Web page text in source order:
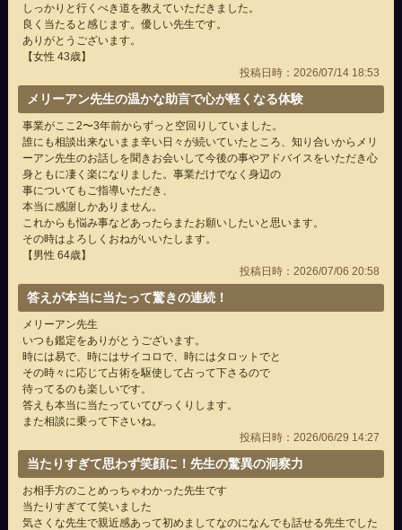
しっかりと行くべき道を教えていただきました。
良く当たると感じます。優しい先生です。
ありがとうございます。
【女性 43歳】
投稿日時：2026/07/14 18:53
メリーアン先生の温かな助言で心が軽くなる体験
事業がここ2〜3年前からずっと空回りしていました。
誰にも相談出来ないまま辛い日々が続いていたところ、知り合いからメリ
ーアン先生のお話しを聞きお会いして今後の事やアドバイスをいただき心
身ともに凄く楽になりました。事業だけでなく身辺の
事についてもご指導いただき、
本当に感謝しかありません。
これからも悩み事などあったらまたお願いしたいと思います。
その時はよろしくおねがいいたします。
【男性 64歳】
投稿日時：2026/07/06 20:58
答えが本当に当たって驚きの連続！
メリーアン先生
いつも鑑定をありがとうございます。
時には易で、時にはサイコロで、時にはタロットでと
その時々に応じて占術を駆使して占って下さるので
待ってるのも楽しいです。
答えも本当に当たっていてびっくりします。
また相談に乗って下さいね。
投稿日時：2026/06/29 14:27
当たりすぎて思わず笑顔に！先生の驚異の洞察力
お相手方のことめっちゃわかった先生です
当たりすぎてて笑いました
気さくな先生で親近感あって初めましてなのになんでも話せる先生でした